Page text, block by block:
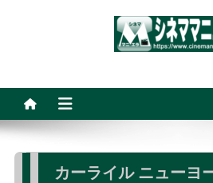
カーライル ニューヨ